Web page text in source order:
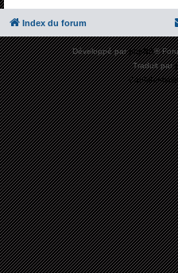
Index du forum
Développé parphpBB®
Traduit par